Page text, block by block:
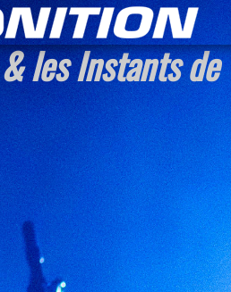
& les Instants de